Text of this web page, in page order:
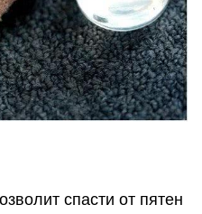
спасти от пятен